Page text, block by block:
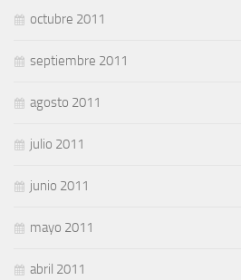
octubre 2011
septiembre 2011
agosto 2011
julio 2011
junio 2011
mayo 2011
abril 2011